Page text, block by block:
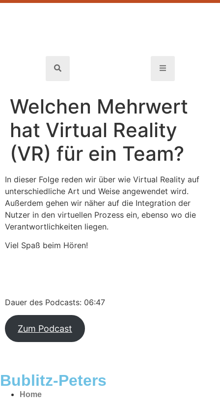
Welchen Mehrwert
hat Virtual Reality
(VR) für ein Team?
In dieser Folge reden wir über wie Virtual Reality auf
unterschiedliche Art und Weise angewendet wird.
Außerdem gehen wir näher auf die Integration der
Nutzer in den virtuellen Prozess ein, ebenso wo die
Verantwortlichkeiten liegen.
Viel Spaß beim Hören!
Dauer des Podcasts: 06:47
Zum Podcast
Bublitz-Peters
Home